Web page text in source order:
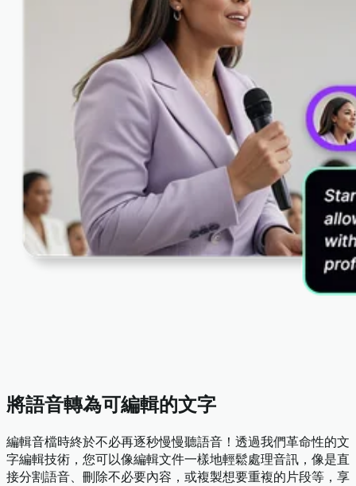
將語音轉為可編輯的文字
編輯音檔時終於不必再逐秒慢慢聽語音！透過我們革命性的文
字編輯技術，您可以像編輯文件一樣地輕鬆處理音訊，像是直
接分割語音、刪除不必要內容，或複製想要重複的片段等，享